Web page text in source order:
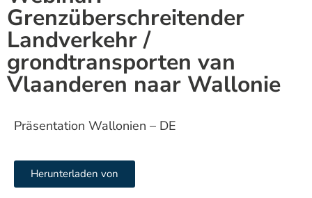
Grenzüberschreitender
Landverkehr /
grondtransporten van
Vlaanderen naar Wallonie
Präsentation Wallonien – DE
Herunterladen von